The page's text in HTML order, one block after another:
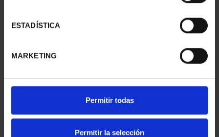
ESTADÍSTICA
MARKETING
Permitir todas
Permitir la selección
CIUDADES PATRIMONIO
73,00 €